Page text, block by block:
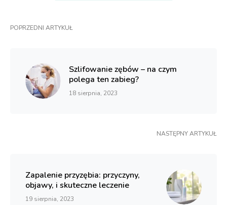
POPRZEDNI ARTYKUŁ
Szlifowanie zębów – na czym
polega ten zabieg?
18 sierpnia, 2023
NASTĘPNY ARTYKUŁ
Zapalenie przyzębia: przyczyny,
objawy, i skuteczne leczenie
19 sierpnia, 2023